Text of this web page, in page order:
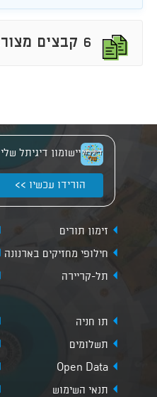
להורדה
6 קבצים מצורפים
יישומון דיגיתל שלי
הורידו עכשיו >>
זימון תורים
חילופי מחזיקים בארנונה
תל-קריירה
תו חניה
תשלומים
Open Data
תנאי השימוש